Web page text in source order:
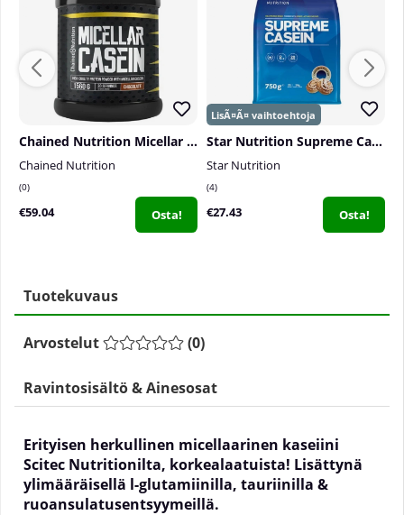
Chained Nutrition Micellar Casein, 1560 g
Chained Nutrition
0
€59.04 Osta!
Star Nutrition Supreme Casein, 750 g
Star Nutrition
4
€27.43 Osta!
Tuotekuvaus
Arvostelut (0)
Ravintosisältö & Ainesosat
Erityisen herkullinen micellaarinen kaseiini
Scitec Nutritionilta, korkealaatuista! Lisättynä
ylimääräisellä l-glutamiinilla, tauriinilla &
ruoansulatusentsyymeillä.